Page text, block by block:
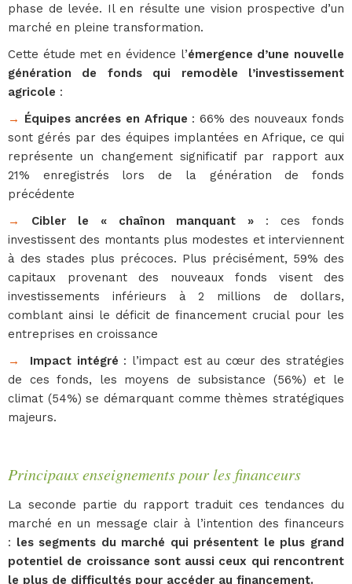
phase de levée. Il en résulte une vision prospective d’un
marché en pleine transformation.
Cette étude met en évidence l’émergence d’une nouvelle
génération de fonds qui remodèle l’investissement
agricole :
→ Équipes ancrées en Afrique : 66% des nouveaux fonds
sont gérés par des équipes implantées en Afrique, ce qui
représente un changement significatif par rapport aux
21% enregistrés lors de la génération de fonds
précédente
→
Cibler le « chaînon manquant » : ces fonds
investissent des montants plus modestes et interviennent
à des stades plus précoces. Plus précisément, 59% des
capitaux provenant des nouveaux fonds visent des
investissements inférieurs à 2 millions de dollars,
comblant ainsi le déficit de financement crucial pour les
entreprises en croissance
→
Impact intégré : l’impact est au cœur des stratégies
de ces fonds, les moyens de subsistance (56%) et le
climat (54%) se démarquant comme thèmes stratégiques
majeurs.
Principaux enseignements pour les financeurs
La seconde partie du rapport traduit ces tendances du
marché en un message clair à l’intention des financeurs
: les segments du marché qui présentent le plus grand
potentiel de croissance sont aussi ceux qui rencontrent
le plus de difficultés pour accéder au financement.